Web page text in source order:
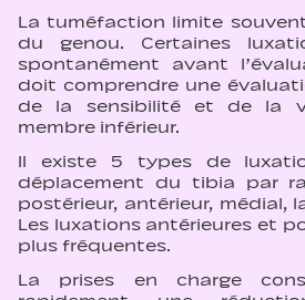
La tuméfaction limite
du genou. Certaines
spontanément avant
doit comprendre une
de la sensibilité et de la
membre inférieur.
Il existe 5 types de
déplacement du tibia par
postérieur, antérieur, médial,
Les luxations antérieures et
plus fréquentes.
La prises en charge